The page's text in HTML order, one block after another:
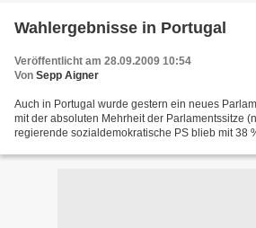
Wahlergebnisse in Portugal
Veröffentlicht am 28.09.2009 10:54
Von Sepp Aigner
Auch in Portugal wurde gestern ein neues
mit der absoluten Mehrheit der Parlamentssitze
regierende sozialdemokratische PS blieb mit 38